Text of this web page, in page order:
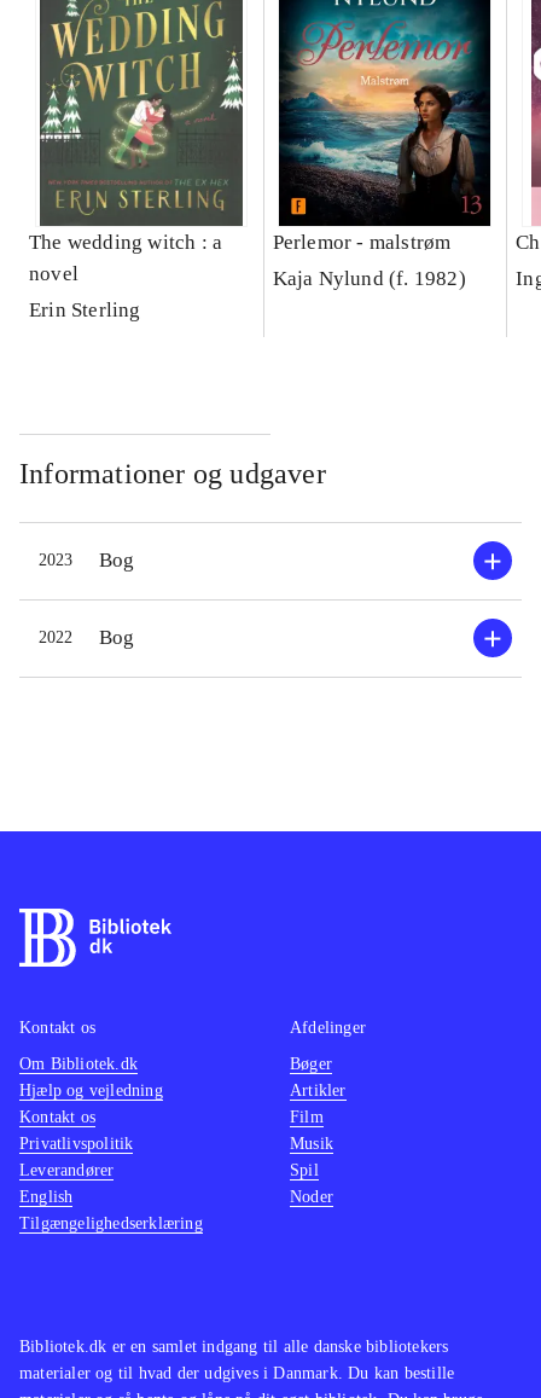
The wedding witch : a
novel
Erin Sterling
Perlemor - malstrøm
Kaja Nylund (f. 1982)
Informationer og udgaver
2023 Bog
2022 Bog
Bibliotek.dk er en samlet indgang til alle danske bibliotekers
materialer og til hvad der udgives i Danmark. Du kan bestille
Kontakt os
Om Bibliotek.dk
Hjælp og vejledning
Kontakt os
Privatlivspolitik
Leverandører
English
Tilgængelighedserklæring
Afdelinger
Bøger
Artikler
Film
Musik
Spil
Noder